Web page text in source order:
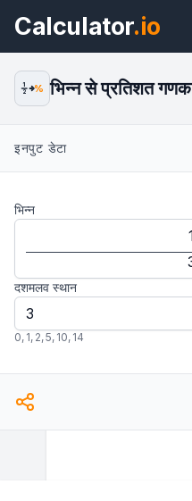
Calculator.io
1
2
% भिन्न से प्रतिशत गणक
इनपुट डेटा
भिन्न
दशमलव स्थान
0, 1, 2,5, 10, 14